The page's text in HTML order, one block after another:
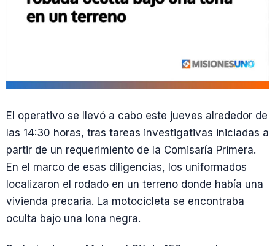
El operativo se llevó a cabo este jueves alrededor de
las 14:30 horas, tras tareas investigativas iniciadas a
partir de un requerimiento de la Comisaría Primera.
En el marco de esas diligencias, los uniformados
localizaron el rodado en un terreno donde había una
vivienda precaria. La motocicleta se encontraba
oculta bajo una lona negra.